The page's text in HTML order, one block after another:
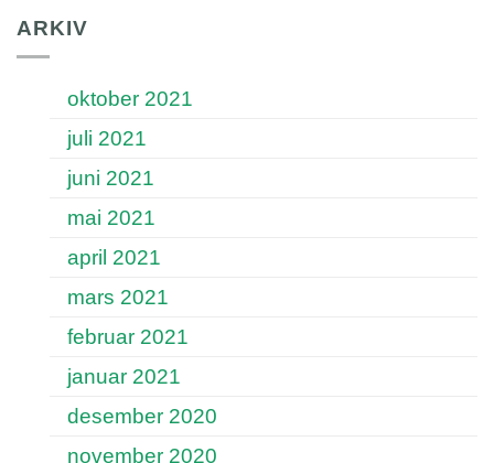
ARKIV
oktober 2021
juli 2021
juni 2021
mai 2021
april 2021
mars 2021
februar 2021
januar 2021
desember 2020
november 2020